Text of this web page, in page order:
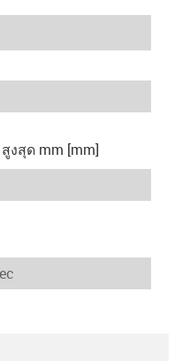
งสุด mm [mm]